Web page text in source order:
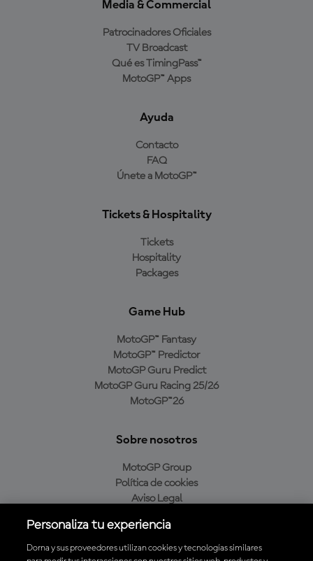
Media & Commercial
Patrocinadores Oficiales
TV Broadcast
Qué es TimingPass™
MotoGP™ Apps
Ayuda
Contacto
FAQ
Únete a MotoGP™
Tickets & Hospitality
Tickets
Hospitality
Packages
Game Hub
MotoGP™ Fantasy
MotoGP™ Predictor
MotoGP Guru Predict
MotoGP Guru Racing 25/26
MotoGP™26
Sobre nosotros
MotoGP Group
Política de cookies
Aviso Legal
Política de compra
Personaliza tu experiencia
Dorna y sus proveedores utilizan cookies y tecnologías similares